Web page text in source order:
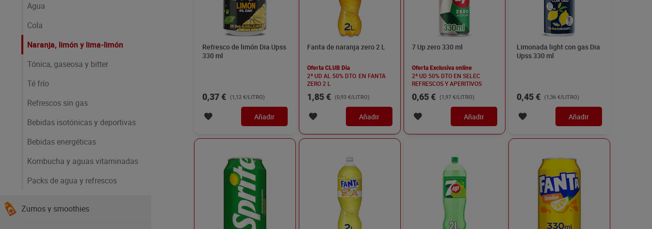
Agua
Cola
Naranja, limón y lima-limón
Tónica, gaseosa y bitter
Té frío
Refrescos sin gas
Bebidas isotónicas y deportivas
Bebidas energéticas
Kombucha y aguas vitaminadas
Packs de agua y refrescos
Zumos y smoothies
Refresco de limón Dia Upss
330 ml
0,37 € (1,12 €/LITRO)
Añadir
Fanta de naranja zero 2 L
Oferta CLUB Dia
2ª UD AL 50% DTO. EN FANTA
ZERO 2 L
1,85 € (0,93 €/LITRO)
Añadir
7 Up zero 330 ml
Oferta Exclusiva online
2ª UD 50% DTO EN SELEC
REFRESCOS Y APERITIVOS
0,65 € (1,97 €/LITRO)
Añadir
Limonada light con gas Dia
Upss 330 ml
0,45 € (1,36 €/LITRO)
Añadir